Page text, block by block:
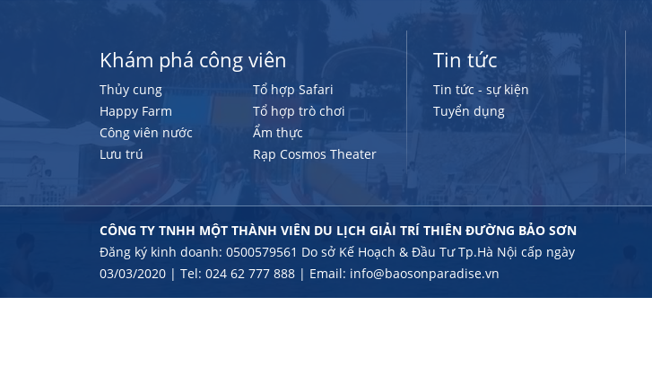
Khám phá công viên
Thủy cung
Tổ hợp Safari
Happy Farm
Tổ hợp trò chơi
Công viên nước
Ẩm thực
Lưu trú
Rạp Cosmos Theater
Tin tức
Tin tức - sự kiện
Tuyển dụng
CÔNG TY TNHH MỘT THÀNH VIÊN DU LỊCH GIẢI TRÍ THIÊN ĐƯỜNG BẢO SƠN
Đăng ký kinh doanh: 0500579561 Do sở Kế Hoạch & Đầu Tư Tp.Hà Nội cấp ngày
03/03/2020 | Tel: 024 62 777 888 | Email: info@baosonparadise.vn